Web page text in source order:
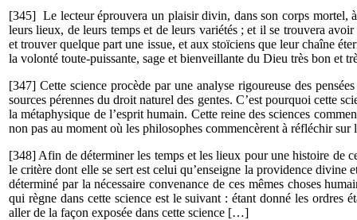
[345] Le lecteur éprouvera un plaisir divin, dans son corps mortel,
leurs lieux, de leurs temps et de leurs variétés ; et il se trouvera
et trouver quelque part une issue, et aux stoïciens que leur chaîne
la volonté toute-puissante, sage et bienveillante du Dieu très bon et
[347] Cette science procède par une analyse rigoureuse des
sources pérennes du droit naturel des gentes. C’est pourquoi cette
la métaphysique de l’esprit humain. Cette reine des sciences
non pas au moment où les philosophes commencèrent à réfléchir sur
[348] Afin de déterminer les temps et les lieux pour une histoire
le critère dont elle se sert est celui qu’enseigne la providence
déterminé par la nécessaire convenance de ces mêmes choses
qui règne dans cette science est le suivant : étant donné les
aller de la façon exposée dans cette science […]